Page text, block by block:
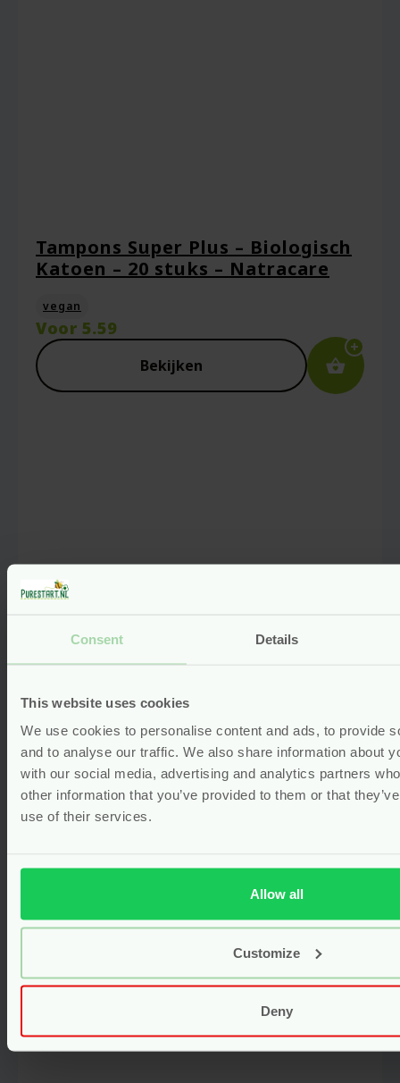
Consent Details
This website uses cookies
We use cookies to personalise content and ads, to provide
and to analyse our traffic. We also share information about
with our social media, advertising and analytics partners
other information that you’ve provided to them or that
use of their services.
Allow all
Customize
Deny
E-mail
Captcha*
Tampons Super Plus – Biologisch
Katoen – 20 stuks – Natracare
vegan
Voor 5.59
Bekijken
Tampons Regular – Biologisch
Katoen – 20 stuks – Natracare
Voor4.79
Bekijken